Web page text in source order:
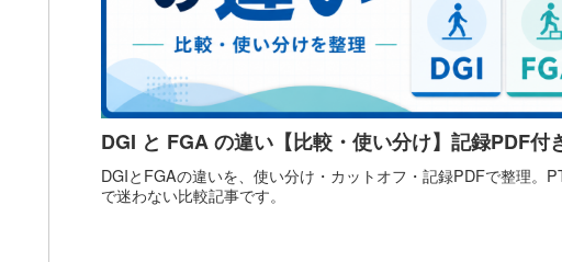
DGI と FGA の違い【比較・使い分け】記録PDF付
DGIとFGAの違いを、使い分け・カットオフ・記録PDFで整理。
で迷わない比較記事です。